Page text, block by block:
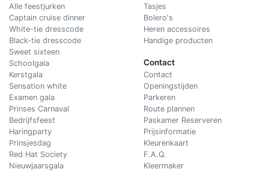
Alle feestjurken
Captain cruise dinner
White-tie dresscode
Black-tie dresscode
Sweet sixteen
Schoolgala
Kerstgala
Sensation white
Examen gala
Prinses Carnaval
Bedrijfsfeest
Haringparty
Prinsjesdag
Red Hat Society
Nieuwjaarsgala
Tasjes
Bolero's
Heren accessoires
Handige producten
Contact
Contact
Openingstijden
Parkeren
Route plannen
Paskamer Reserveren
Prijsinformatie
Kleurenkaart
F.A.Q.
Kleermaker